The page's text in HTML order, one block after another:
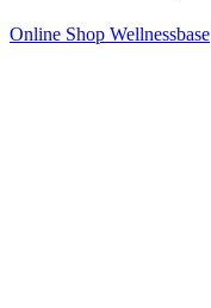
Online Shop Wellnessbase